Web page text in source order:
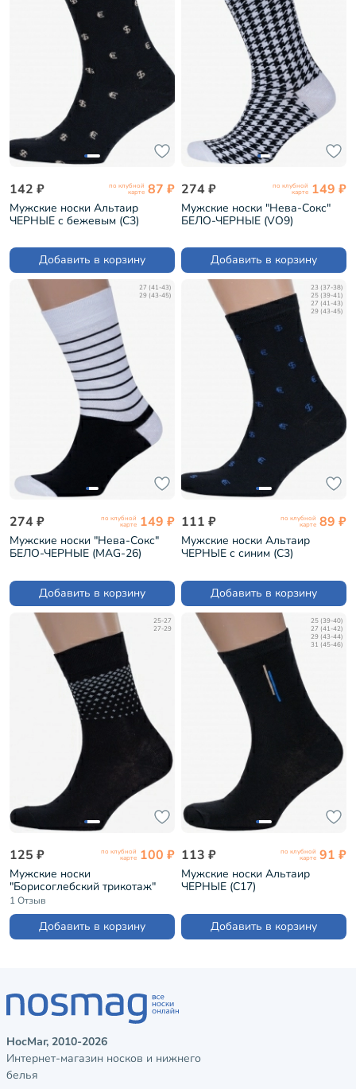
142 ₽ по клубной
карте 87 ₽
Мужские носки Альтаир
ЧЕРНЫЕ с бежевым (С3)
Добавить в корзину
274 ₽ по клубной
карте 149 ₽
Мужские носки "Нева-Сокс"
БЕЛО-ЧЕРНЫЕ (VO9)
Добавить в корзину
27 (41-43)
29 (43-45)
274 ₽ по клубной
карте 149 ₽
Мужские носки "Нева-Сокс"
БЕЛО-ЧЕРНЫЕ (MAG-26)
Добавить в корзину
23 (37-38)
25 (39-41)
27 (41-43)
29 (43-45)
111 ₽ по клубной
карте 89 ₽
Мужские носки Альтаир
ЧЕРНЫЕ с синим (С3)
Добавить в корзину
25-27
27-29
125 ₽ по клубной
карте 100 ₽
Мужские носки
"Борисоглебский трикотаж"
№36 ЧЕРНЫЕ (4С935)
1 Отзыв
Добавить в корзину
25 (39-40)
27 (41-42)
29 (43-44)
31 (45-46)
113 ₽ по клубной
карте 91 ₽
Мужские носки Альтаир
ЧЕРНЫЕ (С17)
Добавить в корзину
НосМаг, 2010-2026
Интернет-магазин носков и нижнего
белья